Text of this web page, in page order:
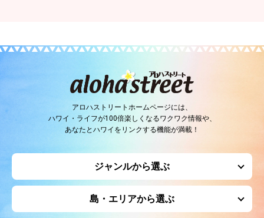
アロハストリートホームページには、
ハワイ・ライフが100倍楽しくなるワクワク情報や、
あなたとハワイをリンクする機能が満載！
ジャンルから選ぶ
島・エリアから選ぶ